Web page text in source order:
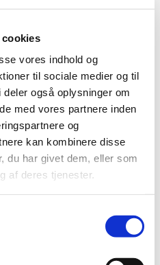
cookies
vores indhold og
til sociale medier og til
også oplysninger om
med vores partnere inden
og
kan kombinere disse
du har givet dem, eller som
af deres tjenester.
til scaling
ekstraktion